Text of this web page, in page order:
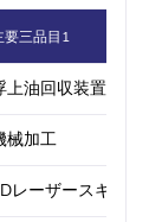
要三品目1
上油回収装置
械加工
レーザースキャナ